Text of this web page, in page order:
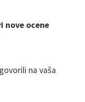
nove ocene
na vaša